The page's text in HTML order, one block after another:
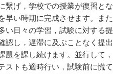
繋げ，学校での授業が復習とな
早い時期に完成させます。また
い日々の学習，試験に対する提
認し，遅滞に及ぶことなく提出
題を課し続けます。並行して，
ストも適時行い，試験前に慌て